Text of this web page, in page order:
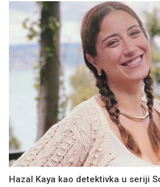
Hazal Kaya kao detektivka u seriji